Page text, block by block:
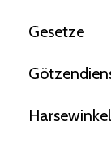
Gesetze
Harsewinkel